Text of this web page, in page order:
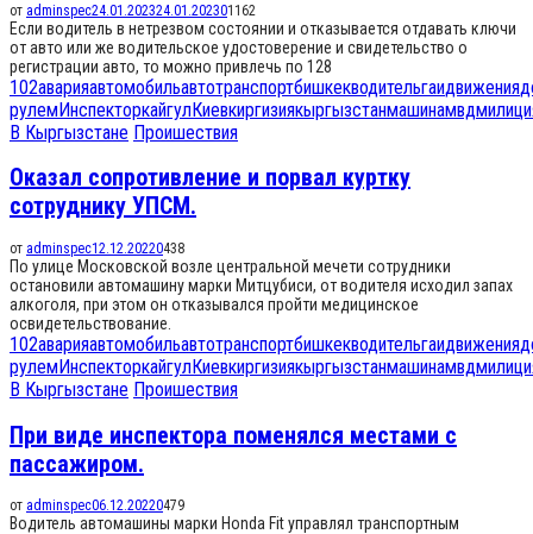
от adminspec24.01.202324.01.202301162
Если водитель в нетрезвом состоянии и отказывается отдавать ключи
от авто или же водительское удостоверение и свидетельство о
регистрации авто, то можно привлечь по 128
102аварияавтомобильавтотранспортбишкекводительгаидвижения
рулемИнспекторкайгулКиевкиргизиякыргызстанмашинамвд
В Кыргызстане Проишествия
Оказал сопротивление и порвал куртку
сотруднику УПСМ.
от adminspec12.12.20220438
По улице Московской возле центральной мечети сотрудники
остановили автомашину марки Митцубиси, от водителя исходил запах
алкоголя, при этом он отказывался пройти медицинское
освидетельствование.
102аварияавтомобильавтотранспортбишкекводительгаидвижения
рулемИнспекторкайгулКиевкиргизиякыргызстанмашинамвд
В Кыргызстане Проишествия
При виде инспектора поменялся местами с
пассажиром.
от adminspec06.12.20220479
Водитель автомашины марки Honda Fit управлял транспортным